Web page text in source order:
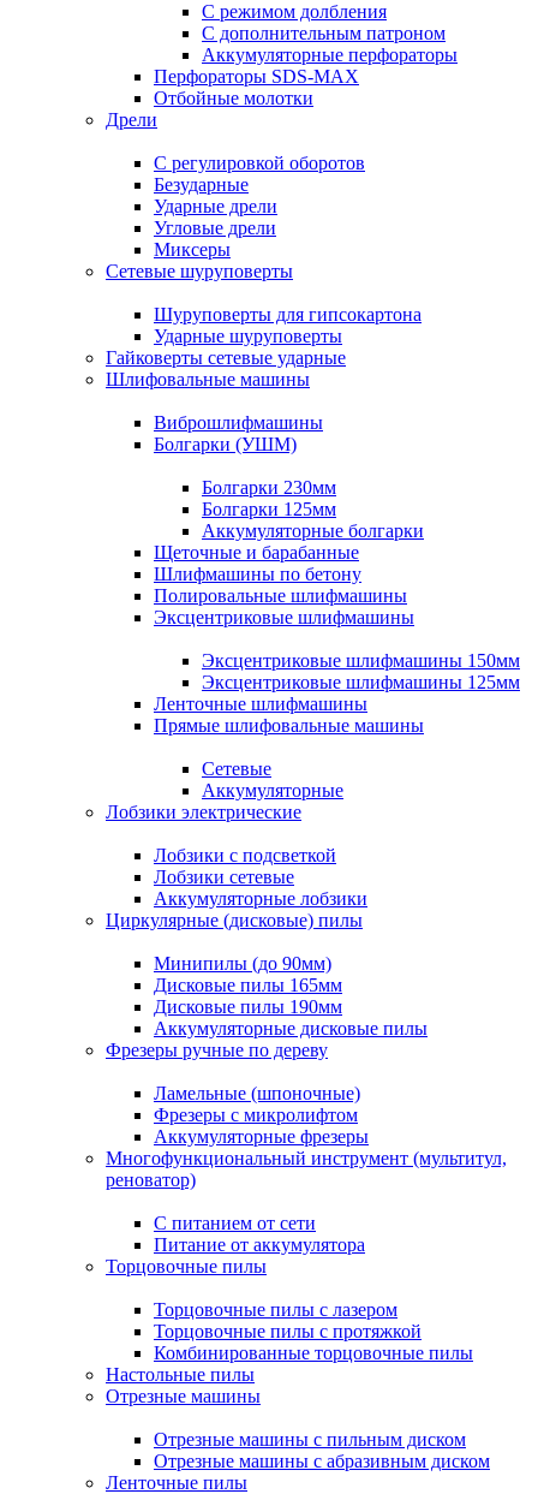
С режимом долбления
С дополнительным патроном
Аккумуляторные перфораторы
Перфораторы SDS-MAX
Отбойные молотки
Дрели
С регулировкой оборотов
Безударные
Ударные дрели
Угловые дрели
Миксеры
Сетевые шуруповерты
Шуруповерты для гипсокартона
Ударные шуруповерты
Гайковерты сетевые ударные
Шлифовальные машины
Виброшлифмашины
Болгарки (УШМ)
Болгарки 230мм
Болгарки 125мм
Аккумуляторные болгарки
Щеточные и барабанные
Шлифмашины по бетону
Полировальные шлифмашины
Эксцентриковые шлифмашины
Эксцентриковые шлифмашины 150мм
Эксцентриковые шлифмашины 125мм
Ленточные шлифмашины
Прямые шлифовальные машины
Сетевые
Аккумуляторные
Лобзики электрические
Лобзики с подсветкой
Лобзики сетевые
Аккумуляторные лобзики
Циркулярные (дисковые) пилы
Минипилы (до 90мм)
Дисковые пилы 165мм
Дисковые пилы 190мм
Аккумуляторные дисковые пилы
Фрезеры ручные по дереву
Ламельные (шпоночные)
Фрезеры с микролифтом
Аккумуляторные фрезеры
Многофункциональный инструмент (мультитул,
реноватор)
С питанием от сети
Питание от аккумулятора
Торцовочные пилы
Торцовочные пилы с лазером
Торцовочные пилы с протяжкой
Комбинированные торцовочные пилы
Настольные пилы
Отрезные машины
Отрезные машины с пильным диском
Отрезные машины с абразивным диском
Ленточные пилы